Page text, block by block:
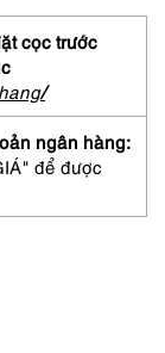
cọc trước
/
ngân hàng:
để được